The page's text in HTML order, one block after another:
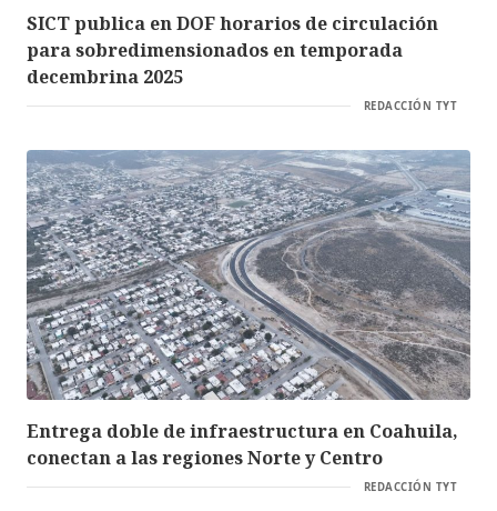
SICT publica en DOF horarios de circulación
para sobredimensionados en temporada
decembrina 2025
REDACCIÓN TYT
Entrega doble de infraestructura en Coahuila,
conectan a las regiones Norte y Centro
REDACCIÓN TYT